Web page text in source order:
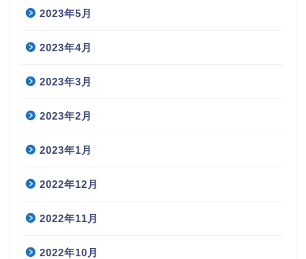
2023年5月
2023年4月
2023年3月
2023年2月
2023年1月
2022年12月
2022年11月
2022年10月